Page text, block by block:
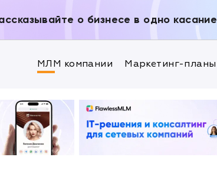
о бизнесе в одно касание
МЛМ компании Маркетинг-планы